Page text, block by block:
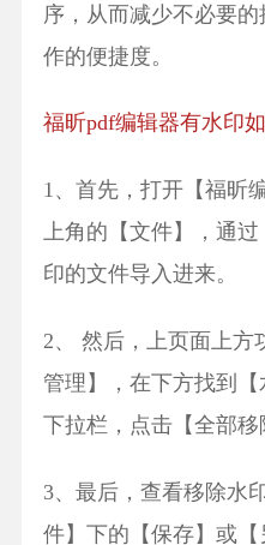
序，从而减少不必要
作的便捷度。
福昕pdf编辑器有水印
1、首先，打开【福昕
上角的【文件】，通
印的文件导入进来。
2、 然后，上页面上方
管理】，在下方找到
下拉栏，点击【全部移
3、最后，查看移除水
件】下的【保存】或